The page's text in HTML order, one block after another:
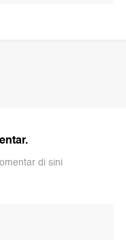
di sini